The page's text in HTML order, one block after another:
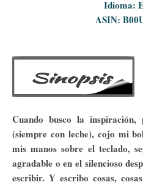
Idioma:
ASIN:
Cuando busco la
(siempre con leche), cojo mi
mis manos sobre el teclado,
agradable o en el silencioso
escribir. Y escribo cosas,